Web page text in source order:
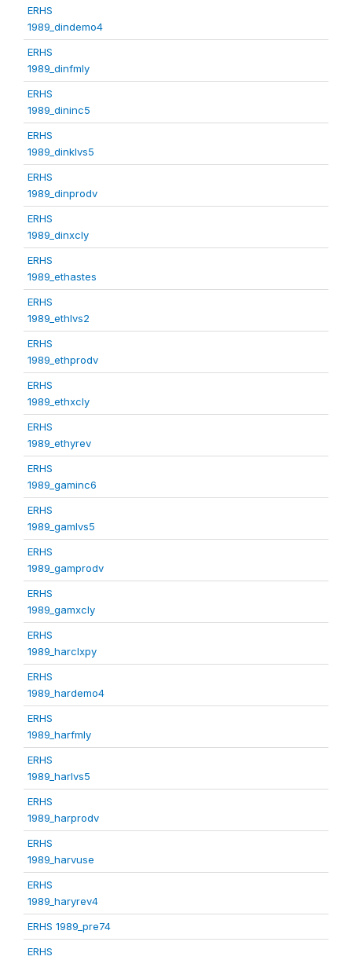
ERHS
1989_dindemo4
ERHS
1989_dinfmly
ERHS
1989_dininc5
ERHS
1989_dinklvs5
ERHS
1989_dinprodv
ERHS
1989_dinxcly
ERHS
1989_ethastes
ERHS
1989_ethlvs2
ERHS
1989_ethprodv
ERHS
1989_ethxcly
ERHS
1989_ethyrev
ERHS
1989_gaminc6
ERHS
1989_gamlvs5
ERHS
1989_gamprodv
ERHS
1989_gamxcly
ERHS
1989_harclxpy
ERHS
1989_hardemo4
ERHS
1989_harfmly
ERHS
1989_harlvs5
ERHS
1989_harprodv
ERHS
1989_harvuse
ERHS
1989_haryrev4
ERHS 1989_pre74
ERHS